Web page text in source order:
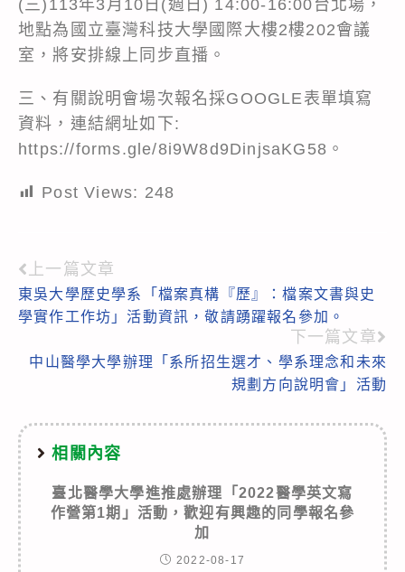
(三)113年3月10日(週日) 14:00-16:00台北場，
地點為國立臺灣科技大學國際大樓2樓202會議
室，將安排線上同步直播。
三、有關說明會場次報名採GOOGLE表單填寫
資料，連結網址如下:
https://forms.gle/8i9W8d9DinjsaKG58 。
Post Views: 248
Read
more
上一篇文章
東吳大學歷史學系「檔案真構『歷』：檔案文書與史
學實作工作坊」活動資訊，敬請踴躍報名參加。
下一篇文章
中山醫學大學辦理「系所招生選才、學系理念和未來
規劃方向說明會」活動
相關內容
臺北醫學大學進推處辦理「2022醫學英文寫
作營第1期」活動，歡迎有興趣的同學報名參
加
2022-08-17